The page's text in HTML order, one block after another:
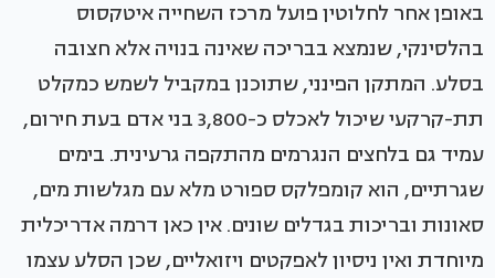
באופן אחר לחלוטין פועל מרכז השחייה איטקסוס
בהלסינקי, שנמצא בבריכה שאינה בנויה אלא חצובה
בסלע. המתקן הפינני, שתוכנן במקביל לשמש כמקלט
תת-קרקעי שיכול לאכלס כ-3,800 בני אדם בעת חירום,
עמיד גם בלחצים הנגרמים מהתקפה גרעינית. בימים
שגרתיים, הוא קומפלקס ספורט מלא עם מגלשות מים,
סאונות ובריכות בגדלים שונים. אין כאן דרמה אדריכלית
מיוחדת ואין ניסיון לאפקטים ויזואליים, שכן הסלע עצמו